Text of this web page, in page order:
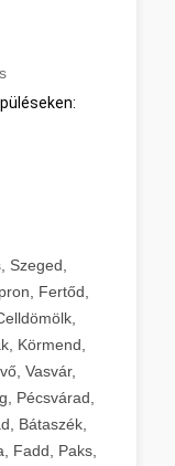
Szeged,
Fertőd,
Körmend,
Vasvár,
Pécsvárad,
Bátaszék,
Fadd, Paks,